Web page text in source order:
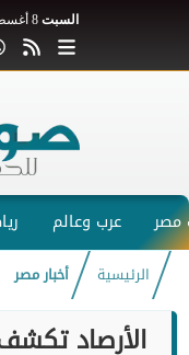
السبت 8 أغسطس 2026
عرب وعالم
الرئيسية أخبار مصر
الأرصاد